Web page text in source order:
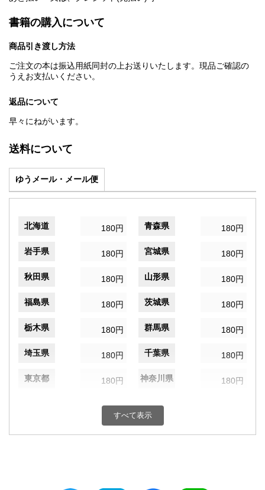
書籍の購入について
商品引き渡し方法
ご注文の本は振込用紙同封の上お送りいたします。現品ご確認の
うえお支払いください。
返品について
早々にねがいます。
送料について
ゆうメール・メール便
北海道 180円 青森県 180円
岩手県 180円 宮城県 180円
秋田県 180円 山形県 180円
福島県 180円 茨城県 180円
栃木県 180円 群馬県 180円
埼玉県 180円 千葉県 180円
東京都 180円 神奈川県 180円
180円 富山県
すべて表示